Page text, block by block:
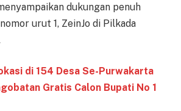
dukungan penuh
urut 1, ZeinJo di Pilkada
di 154 Desa Se-Purwakarta
Gratis Calon Bupati No 1